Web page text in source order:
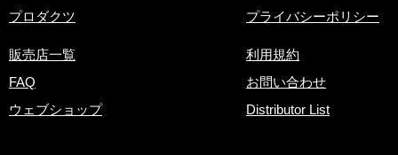
​プロダクツ
販売店一覧
FAQ
ウェブショップ
プライバシーポリシー
利用規約
お問い合わせ
Distributor List